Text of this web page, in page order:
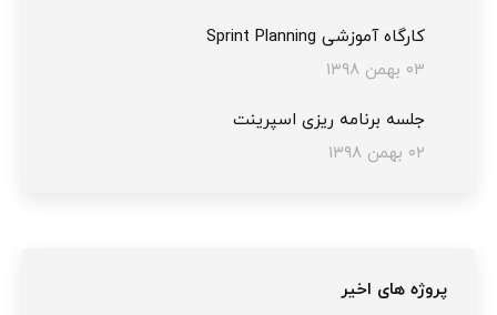
کارگاه آموزشی Sprint Planning
۰۳ بهمن ۱۳۹۸
جلسه برنامه ریزی اسپرینت
۰۲ بهمن ۱۳۹۸
پروژه های اخیر